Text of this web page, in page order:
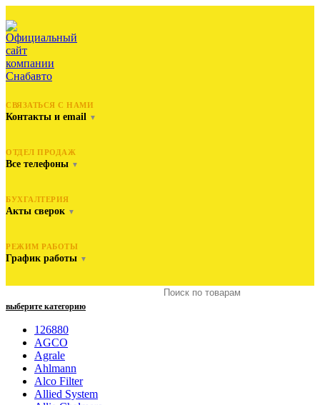
СВЯЗАТЬСЯ С НАМИ
Контакты и email ▼
ОТДЕЛ ПРОДАЖ
Все телефоны ▼
БУХГАЛТЕРИЯ
Акты сверок ▼
РЕЖИМ РАБОТЫ
График работы ▼
выберите категорию
126880
AGCO
Agrale
Ahlmann
Alco Filter
Allied System